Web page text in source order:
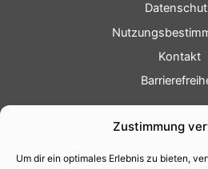
Zustimmung
Um dir ein optimales Erlebnis zu bieten,
Kontakt
Fotoservice